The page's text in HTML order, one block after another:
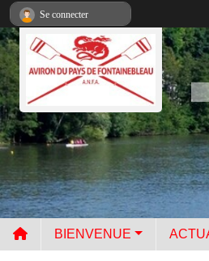
BIENVENUE
Se connecter
Panneau de gestion des cookies